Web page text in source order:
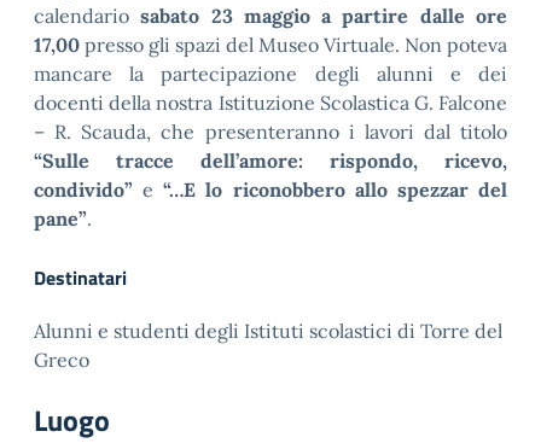
calendariosabato 23 maggio a partire dalle ore
17,00 presso gli spazi del Museo Virtuale. Non poteva
mancare la partecipazione degli alunni e dei
docenti della nostra Istituzione Scolastica G. Falcone
– R. Scauda, che presenteranno i lavori dal titolo
“Sulle tracce dell’amore: rispondo, ricevo,
condivido” e“…E lo riconobbero allo spezzar del
pane”.
Destinatari
Alunni e studenti degli Istituti scolastici di Torre del
Greco
Luogo